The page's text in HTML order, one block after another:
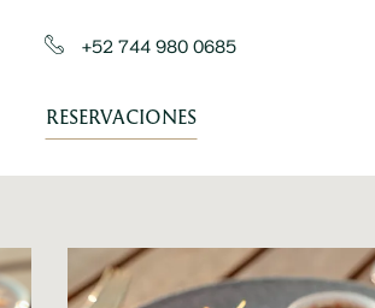
+52 744 980 0685
RESERVACIONES